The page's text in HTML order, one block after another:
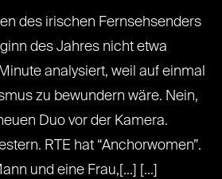
des irischen Fernsehsenders
des Jahres nicht etwa
analysiert, weil auf einmal
zu bewundern wäre. Nein,
Duo vor der Kamera.
RTE hat “Anchorwomen”.
und eine Frau,[...] [...]